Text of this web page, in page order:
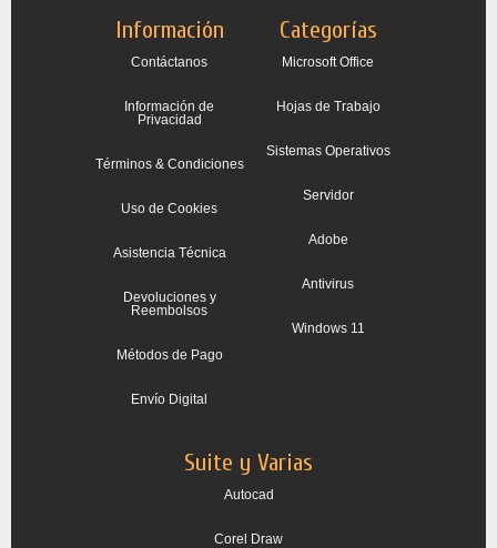
Información
Contáctanos
Información de
Privacidad
Términos & Condiciones
Uso de Cookies
Asistencia Técnica
Devoluciones y
Reembolsos
Métodos de Pago
Envío Digital
Categorías
Microsoft Office
Hojas de Trabajo
Sistemas Operativos
Servidor
Adobe
Antivirus
Windows 11
Suite y Varias
Autocad
Corel Draw